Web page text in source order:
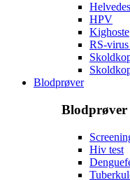
HPV
Kighoste
RS-
Blodprøver
Blodprøver
Hiv test